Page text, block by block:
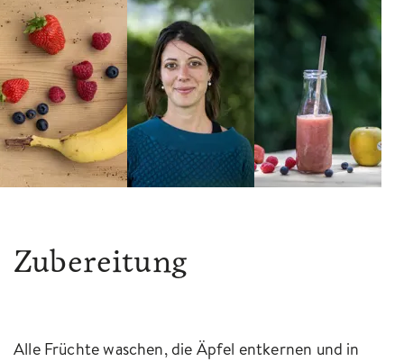
Zubereitung
Alle Früchte waschen, die Äpfel entkernen und in